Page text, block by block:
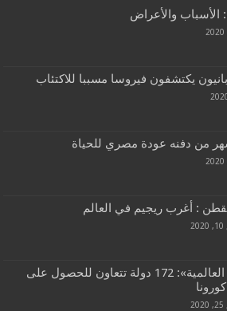
الأسباب والأعراض
يكتشفون فيروسا مسببا للاكتئاب
: أغرب ريجيم في العالم
«الصحة العالمية»: 172 دولة تتعاون للحصول على